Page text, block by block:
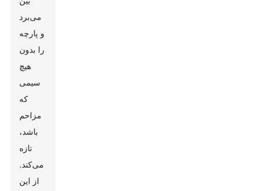
می‌برد
و پارچه
را بدون
هیچ
سیمی
که
مزاحم
باشد،
تازه
می‌کند.
از این